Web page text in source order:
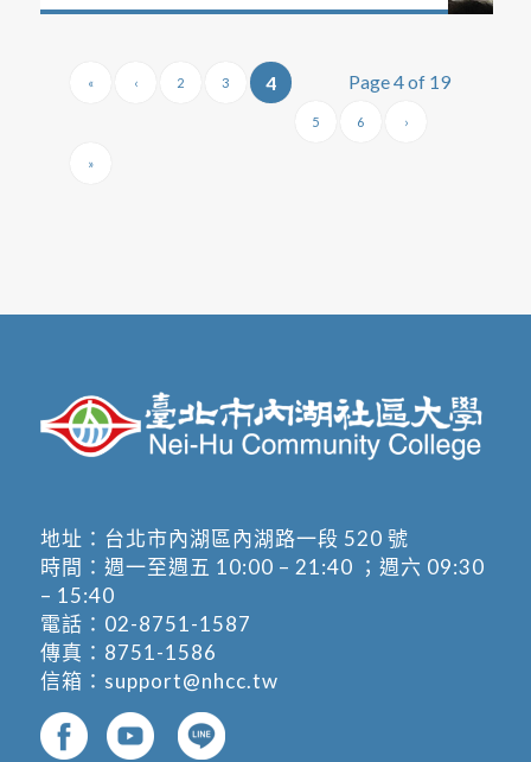
Page 4 of 19
« ‹ 2 3 4
5 6 ›
»
地址： 台北市內湖區內湖路一段 520 號
時間：週一至週五 10:00 – 21:40 ；週六 09:30
– 15:40
電話： 02-8751-1587
傳真：8751-1586
信箱： support@nhcc.tw